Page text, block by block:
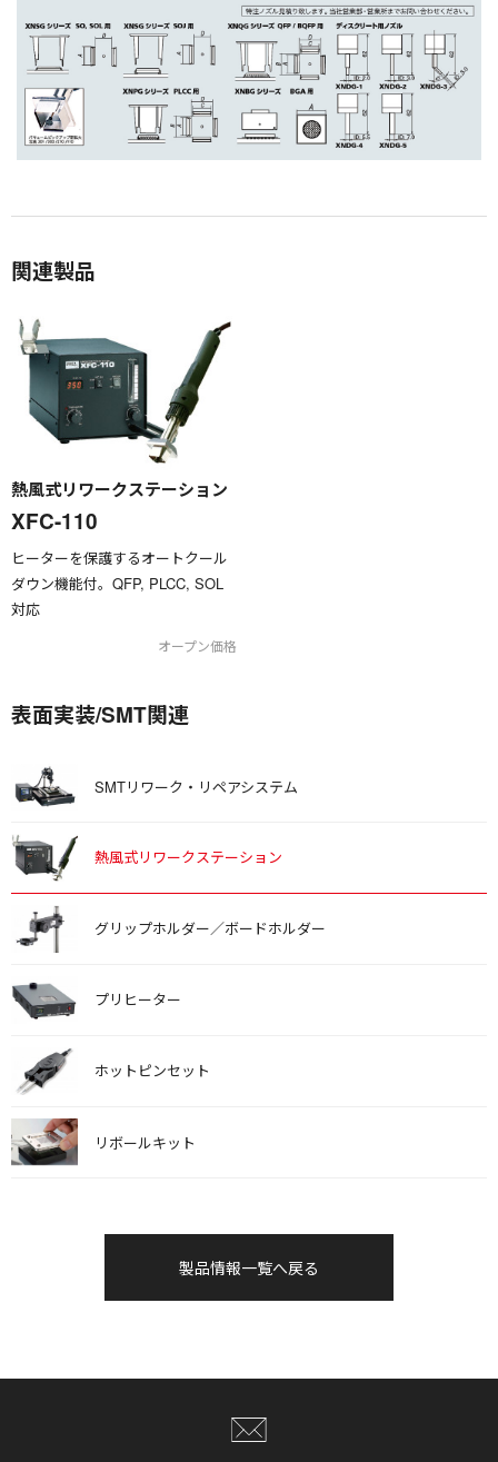
関連製品
熱風式リワークステーション
XFC-110
ヒーターを保護するオートクール
ダウン機能付。QFP, PLCC, SOL
対応
オープン価格
表面実装/SMT関連
SMTリワーク・リペアシステム
熱風式リワークステーション
グリップホルダー／ボードホルダー
プリヒーター
ホットピンセット
リボールキット
製品情報一覧へ戻る